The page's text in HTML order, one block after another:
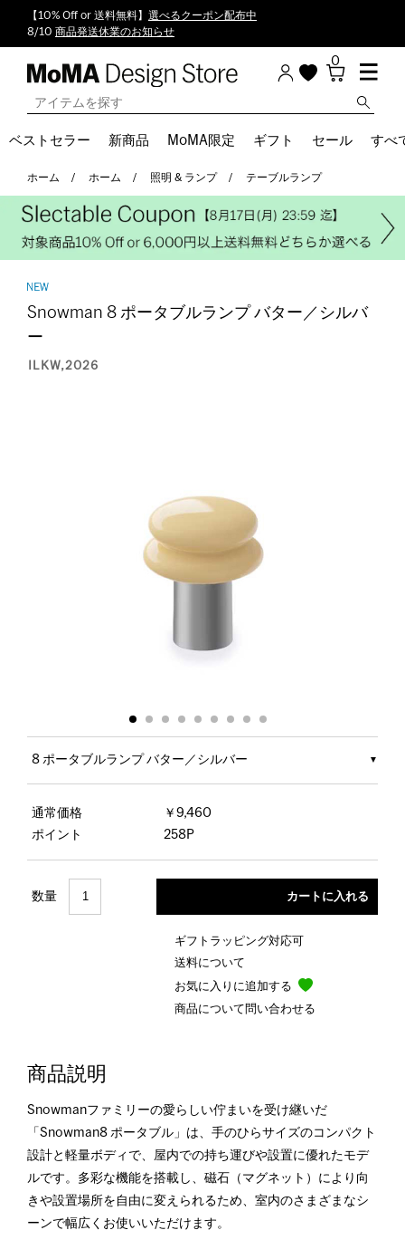
【10% Off or 送料無料】 選べるクーポン配布中
8/10 商品発送休業のお知らせ
0
ベストセラー 新商品 MoMA限定 ギフト セール すべ
ホーム ホーム 照明 & ランプ テーブルランプ
Snowman 8 ポータブルランプ バター／シルバ
ー
ILKW,2026
8 ポータブルランプ バター／シルバー
通常価格
￥9,460
ポイント
258P
数量
ギフトラッピング対応可
送料について
お気に入りに追加する
商品について問い合わせる
商品説明
Snowmanファミリーの愛らしい佇まいを受け継いだ
「Snowman8 ポータブル」は、手のひらサイズのコンパクト
設計と軽量ボディで、屋内での持ち運びや設置に優れたモデ
ルです。多彩な機能を搭載し、磁石（マグネット）により向
きや設置場所を自由に変えられるため、室内のさまざまなシ
ーンで幅広くお使いいただけます。